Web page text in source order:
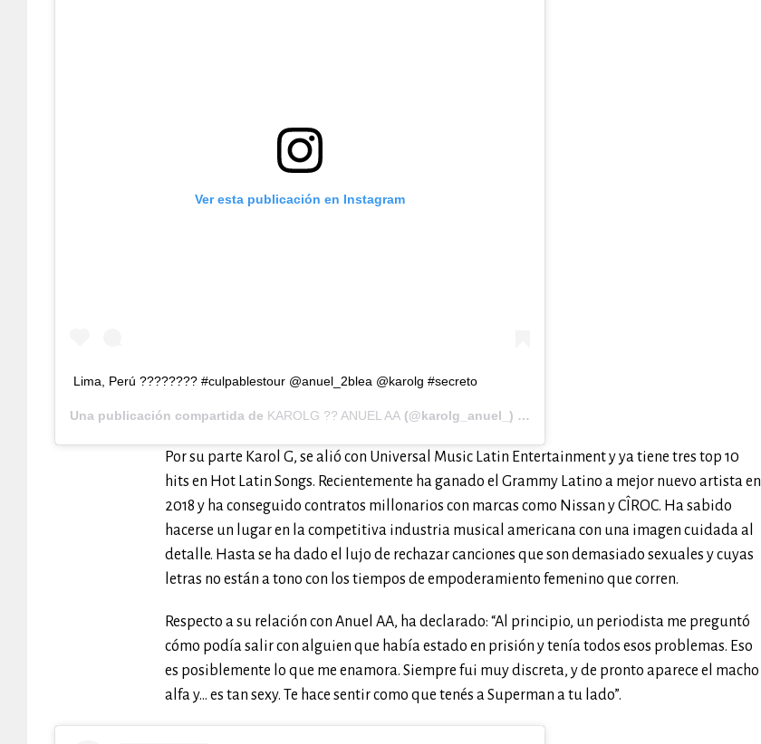
Ver esta publicación en Instagram
Lima, Perú ???????? #culpablestour @anuel_2blea @karolg #secreto
Una publicación compartida de KAROLG ?? ANUEL AA (@karolg_anuel_) el
Por su parte Karol G, se alió con Universal Music Latin Entertainment y ya tiene tres top 10
hits en Hot Latin Songs. Recientemente ha ganado el Grammy Latino a mejor nuevo artista en
2018 y ha conseguido contratos millonarios con marcas como Nissan y CÎROC. Ha sabido
hacerse un lugar en la competitiva industria musical americana con una imagen cuidada al
detalle. Hasta se ha dado el lujo de rechazar canciones que son demasiado sexuales y cuyas
letras no están a tono con los tiempos de empoderamiento femenino que corren.
Respecto a su relación con Anuel AA, ha declarado: “Al principio, un periodista me preguntó
cómo podía salir con alguien que había estado en prisión y tenía todos esos problemas. Eso
es posiblemente lo que me enamora. Siempre fui muy discreta, y de pronto aparece el macho
alfa y… es tan sexy. Te hace sentir como que tenés a Superman a tu lado”.